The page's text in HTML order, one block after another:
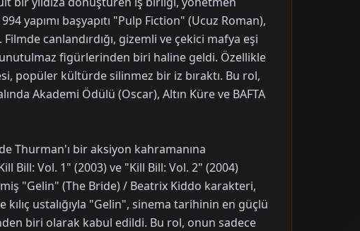
yapımı başyapıtı "Pulp Fiction" (Ucuz Roman),
canlandırdığı, gizemli ve çekici mafya eşi
figürlerinden biri haline geldi. Özellikle
popüler kültürde silinmez bir iz bıraktı. Bu rol,
Akademi Ödülü (Oscar), Altın Küre ve BAFTA
Thurman'ı bir aksiyon kahramanına
Bill: Vol. 1" (2003) ve "Kill Bill: Vol. 2" (2004)
"Gelin" (The Bride) / Beatrix Kiddo karakteri,
ustalığıyla "Gelin", sinema tarihinin en güçlü
biri olarak kabul edildi. Bu rol, onun sadece